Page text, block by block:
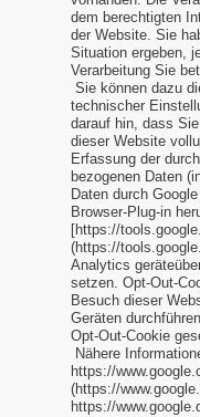
dem berechtigten
der Website. Sie
Situation ergeben,
Verarbeitung Sie
Sie können dazu
technischer
darauf hin, dass
dieser Website
Erfassung der
bezogenen Daten
Daten durch
Browser-Plug-in
[https://
(https://
Analytics
setzen. Opt-Out-
Besuch dieser
Geräten
Opt-Out-Cookie
Nähere
https://
(https://
https://